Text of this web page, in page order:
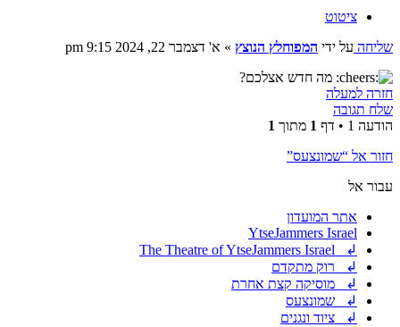
ציטוט
שליחה על ידי המפוחלץ הנוצץ » א' דצמבר 22, 2024 9:15 pm
מה חדש אצלכם?
חזרה למעלה
שלח תגובה
הודעה 1 • דף
1 מתוך 1
חזור אל “שמונצעס”
עבור אל
אתר המועדון
YtseJammers Israel
↲ The Theatre of YtseJammers Israel
↲ רוק מתקדם
↲ מוסיקה קצת אחרת
↲ שמונצעס
↲ ציוד ונגנים